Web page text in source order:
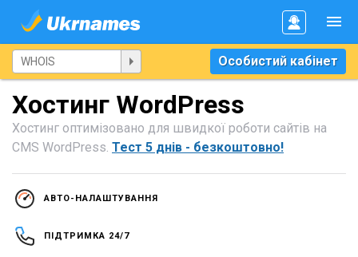
Особистий кабінет
Хостинг WordPress
Хостинг оптимізовано для швидкої роботи сайтів на
CMS WordPress. Тест 5 днів - безкоштовно!
АВТО-НАЛАШТУВАННЯ
ПІДТРИМКА 24/7